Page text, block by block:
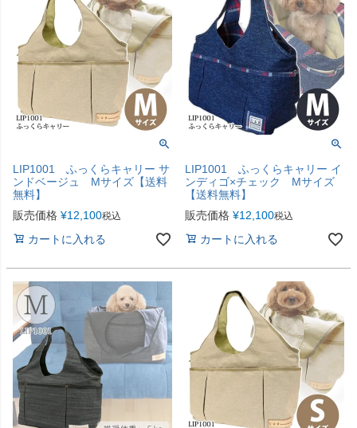
LIP1001 ふっくらキャリー サ
ンドベージュ Mサイズ【送料
無料】
販売価格 ¥12,100税込
カートに入れる
LIP1001 ふっくらキャリー イ
ンディゴ×チェック Mサイズ
【送料無料】
販売価格 ¥12,100税込
カートに入れる